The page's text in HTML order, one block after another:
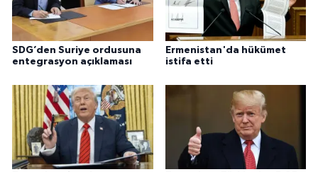
SDG’den Suriye ordusuna
entegrasyon açıklaması
Ermenistan'da hükümet
istifa etti